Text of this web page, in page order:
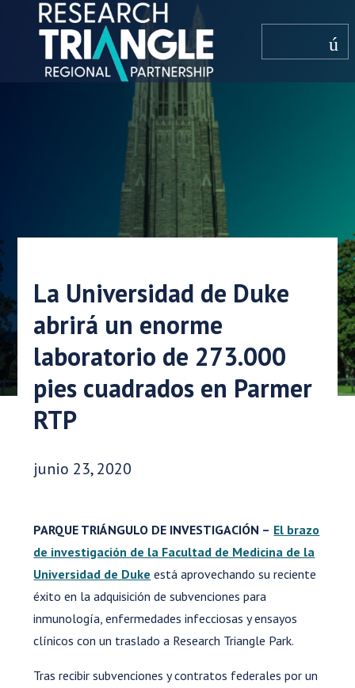
saltar al contenido
menú
La Universidad de Duke
abrirá un enorme
laboratorio de 273.000
pies cuadrados en Parmer
RTP
Fecha de publicación:
junio 23, 2020
PARQUE TRIÁNGULO DE INVESTIGACIÓN – El brazo
de investigación de la Facultad de Medicina de la
Universidad de Duke está aprovechando su reciente
éxito en la adquisición de subvenciones para
inmunología, enfermedades infecciosas y ensayos
clínicos con un traslado a Research Triangle Park.
Tras recibir subvenciones y contratos federales por un